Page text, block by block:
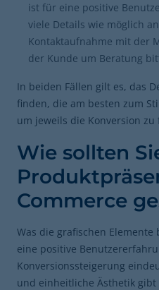
ist für eine positive
viele Details wie möglich
Kontaktaufnahme mit der
der Kunde um Beratung
In beiden Fällen gilt es, das
finden, die am besten zum
um jeweils die Konversion zu
Wie sollten
Commerce
Was die grafischen
eine positive
Konversionssteigerung
und einheitliche Ästhetik